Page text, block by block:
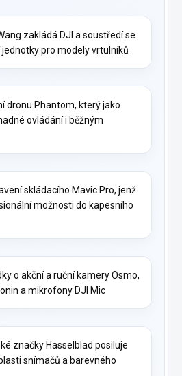
zakládá DJI a soustředí se
pro modely vrtulníků
dronu Phantom, který jako
ovládání i běžným
skládacího Mavic Pro, jenž
možnosti do kapesního
o akční a ruční kamery Osmo,
a mikrofony DJI Mic
značky Hasselblad posiluje
snímačů a barevného